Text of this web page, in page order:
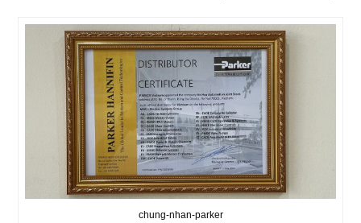
chung-nhan-parker